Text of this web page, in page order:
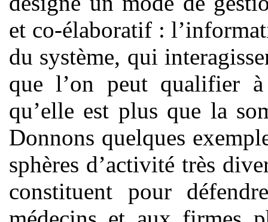
et co-élaboratif :
du système, qui
que l’on peut qualifier
qu’elle est plus que la
Donnons quelques
sphères d’activité très
constituent pour